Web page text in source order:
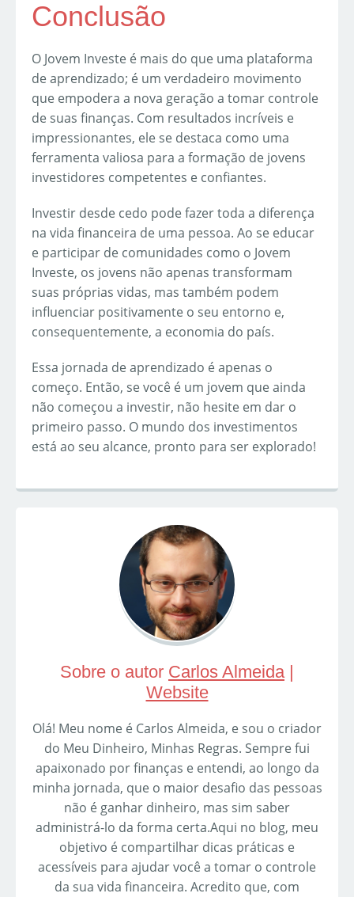
Conclusão
O Jovem Investe é mais do que uma plataforma
de aprendizado; é um verdadeiro movimento
que empodera a nova geração a tomar controle
de suas finanças. Com resultados incríveis e
impressionantes, ele se destaca como uma
ferramenta valiosa para a formação de jovens
investidores competentes e confiantes.
Investir desde cedo pode fazer toda a diferença
na vida financeira de uma pessoa. Ao se educar
e participar de comunidades como o Jovem
Investe, os jovens não apenas transformam
suas próprias vidas, mas também podem
influenciar positivamente o seu entorno e,
consequentemente, a economia do país.
Essa jornada de aprendizado é apenas o
começo. Então, se você é um jovem que ainda
não começou a investir, não hesite em dar o
primeiro passo. O mundo dos investimentos
está ao seu alcance, pronto para ser explorado!
Sobre o autor Carlos Almeida|
Website
Olá! Meu nome é Carlos Almeida, e sou o criador
do Meu Dinheiro, Minhas Regras. Sempre fui
apaixonado por finanças e entendi, ao longo da
minha jornada, que o maior desafio das pessoas
não é ganhar dinheiro, mas sim saber
administrá-lo da forma certa.Aqui no blog, meu
objetivo é compartilhar dicas práticas e
acessíveis para ajudar você a tomar o controle
da sua vida financeira. Acredito que, com